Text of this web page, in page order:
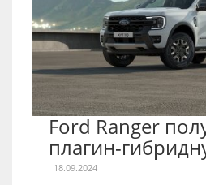
Ford Ranger
плагин-
18.09.2024